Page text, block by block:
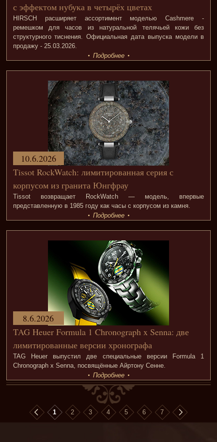
с эффектом нубука в четырёх цветах
HIRSCH расширяет ассортимент моделью Cashmere -
ремешком для часов из натуральной телячьей кожи без
структурного тиснения. Официальная дата выпуска модели в
продажу - 25.03.2026.
Подробнее
Tissot RockWatch: лимитированная серия с
корпусом из гранита Юнгфрау
Tissot возвращает RockWatch — модель, впервые
представленную в 1985 году как часы с корпусом из камня.
10.6.2026
Подробнее
TAG Heuer Formula 1 Chronograph x Senna: две
лимитированные версии хронографа
TAG Heuer выпустил две специальные версии Formula 1
Chronograph x Senna, посвящённые Айртону Сенне.
8.6.2026
Подробнее
1 2 3 4 5 6 7